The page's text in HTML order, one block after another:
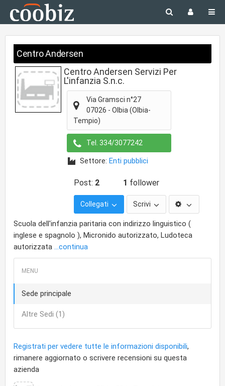
Centro Andersen
Centro Andersen Servizi Per
L'infanzia S.n.c.
Via Gramsci n°27
07026 - Olbia (Olbia-
Tempio)
Tel. 334/3077242
Settore: Enti pubblici
Post: 2 1 follower
Collegati Scrivi
Scuola dell'infanzia paritaria con indirizzo linguistico (
inglese e spagnolo ), Micronido autorizzato, Ludoteca
autorizzata ...continua
Sede principale
Altre Sedi (1)
Registrati per vedere tutte le informazioni disponibili,
rimanere aggiornato o scrivere recensioni su questa
azienda